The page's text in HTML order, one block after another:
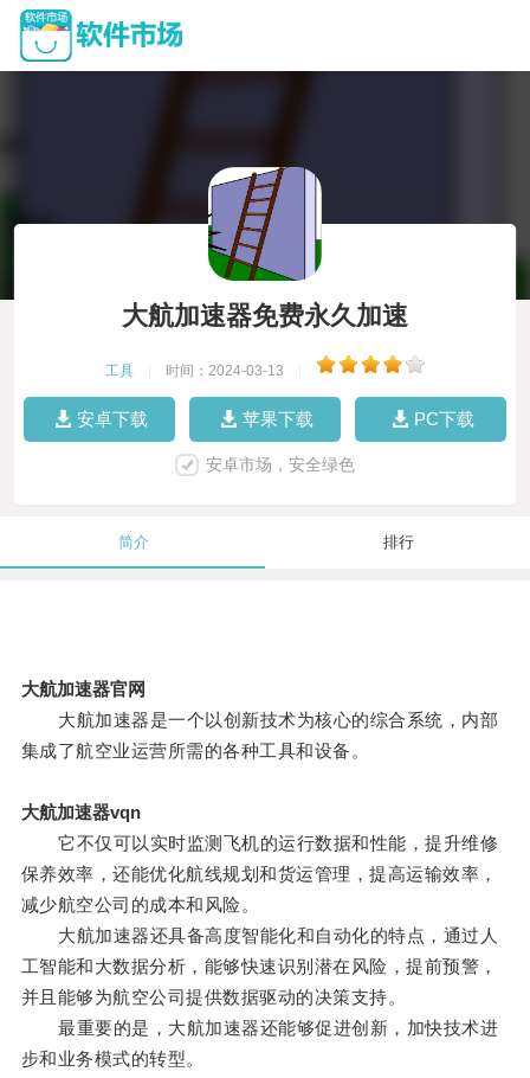
大航加速器免费永久加速
工具 时间：2024-03-13
安卓下载 苹果下载 PC下载
安卓市场，安全绿色
简介 排行
大航加速器官网
大航加速器是一个以创新技术为核心的综合系统，内部
集成了航空业运营所需的各种工具和设备。
大航加速器vqn
它不仅可以实时监测飞机的运行数据和性能，提升维修
保养效率，还能优化航线规划和货运管理，提高运输效率，
减少航空公司的成本和风险。
大航加速器还具备高度智能化和自动化的特点，通过人
工智能和大数据分析，能够快速识别潜在风险，提前预警，
并且能够为航空公司提供数据驱动的决策支持。
最重要的是，大航加速器还能够促进创新，加快技术进
步和业务模式的转型。